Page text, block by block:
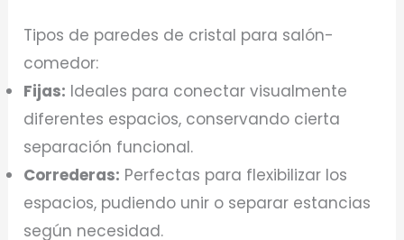
Tipos de paredes de cristal para salón-
comedor:
Fijas: Ideales para conectar visualmente
diferentes espacios, conservando cierta
separación funcional.
Correderas: Perfectas para flexibilizar los
espacios, pudiendo unir o separar estancias
según necesidad.